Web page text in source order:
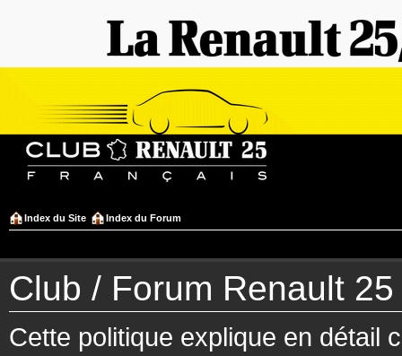
Index du Site Index du Forum
Club / Forum Renault
Cette politique explique en détail